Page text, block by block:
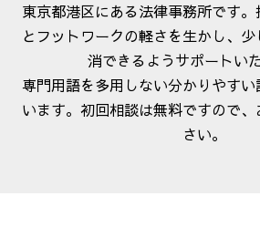
東京都港区にある法律事務所です
とフットワークの軽さを生かし、
消できるようサポートい
専門用語を多用しない分かりやす
います。初回相談は無料ですので
さい。